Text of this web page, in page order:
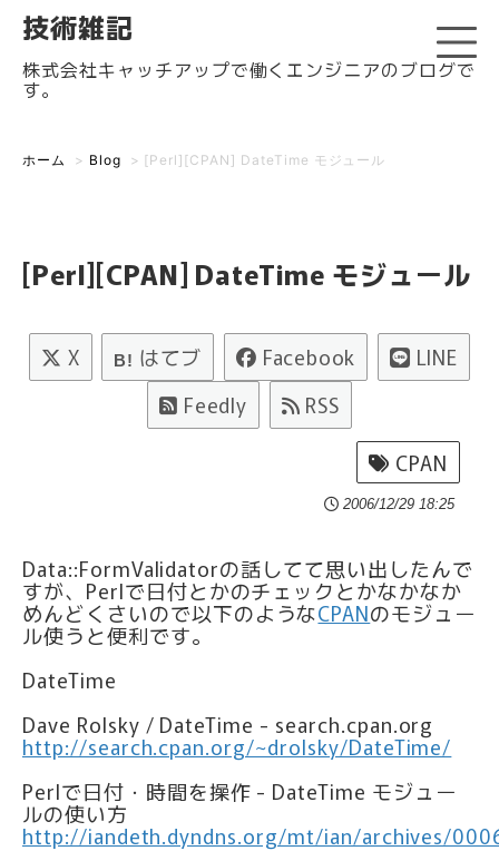
技術雑記
株式会社キャッチアップで働くエンジニアのブログで
す。
ホーム > Blog > [Perl][CPAN] DateTime モジュール
[Perl][CPAN] DateTime モジュール
X B! はてブ Facebook
LINE
Feedly
RSS
CPAN
2006/12/29 18:25
Data::FormValidatorの話してて思い出したんで
すが、Perlで日付とかのチェックとかなかなか
めんどくさいので以下のようなCPANのモジュー
ル使うと便利です。
DateTime
Dave Rolsky / DateTime - search.cpan.org
http://search.cpan.org/~drolsky/DateTime/
Perlで日付・時間を操作 - DateTime モジュー
ルの使い方
http://iandeth.dyndns.org/mt/ian/archives/